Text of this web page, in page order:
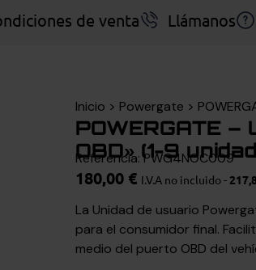
de venta Llámanos
Inicio > Powergate >
POWERGATE –
OBD» (1-9
Referencia: PWG4NOC009
180,00 € I.V.A no incluido -
La Unidad de usuario
para el consumidor final.
medio del puerto OBD del